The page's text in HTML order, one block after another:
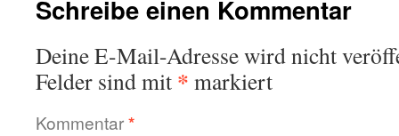
Schreibe einen Kommentar
Deine E-Mail-Adresse wird nicht
Felder sind mit * markiert
Kommentar*